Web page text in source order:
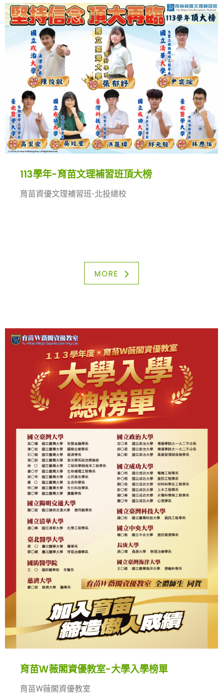
的重點
✨ 10/25（六）高一性向探索及學群建議課程
這堂課特別為高一同學設計。透過測驗、活動與案例
分享，協助孩子更認識自己的興趣與能力，並轉化成
具體的學群建議。
我們深信，當家長與孩子一同參與，將能夠建立更有
默契的共識，一起為未來的道路做好更穩健的準備。
誠摯邀請您與孩子攜手參加，讓「選擇」不再只是焦
慮，而是一次充滿力量與希望的開始。
📍我們也特別準備了一段貼心的說明影片，您會更清
楚這兩場活動能帶來哪些收穫，也能安心地和孩子一
起規劃下一步。
🎞️點擊影片觀看：https://youtu.be/rs5mxmY3ky0
🔗報名連結：
https://forms.gle/HsmFcfG67eGWaRf6A
📍請於114/9/19(五)前21:00 前 完成報名表單填寫。
113學年-育苗文理補習班頂大榜
育苗資優文理補習班-北投總校
MORE
育苗W薇閣資優教室-大學入學榜單
育苗W薇閣資優教室